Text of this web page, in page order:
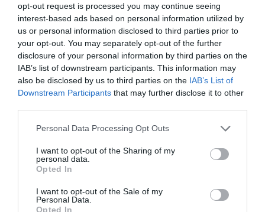
opt-out request is processed you may continue seeing
interest-based ads based on personal information utilized by
us or personal information disclosed to third parties prior to
your opt-out. You may separately opt-out of the further
disclosure of your personal information by third parties on the
IAB’s list of downstream participants. This information may
also be disclosed by us to third parties on the IAB’s List of
Downstream Participants that may further disclose it to other
Personal Data Processing Opt Outs
I want to opt-out of the Sharing of my
personal data.
Opted In
I want to opt-out of the Sale of my
Personal Data.
Opted In
Διαλέξεις/ Masterclasses/Θεωρητικά εργαστήρια
Τζωρτζίνα Κακουδάκη, Θεατρολόγος- σκηνοθέτις
Ευφημία Καρακάντζα , Επίκουρη Καθηγήτρια
Κλασικής Φιλολογίας Πανεπιστημίου Πατρών
Άννα Σταυρακοπούλου,Αναπληρώτρια Διευθύντρια
στο Κέντρο Ελληνικών Σπουδών Ελλάδος του
Τμήμα Θεάτρου, Σχολή Καλών Τεχνών, Αριστοτέλειο
Δείτε ένα μικρό απόσπασμα από το Λύκείο Επιδαύρου 2017: